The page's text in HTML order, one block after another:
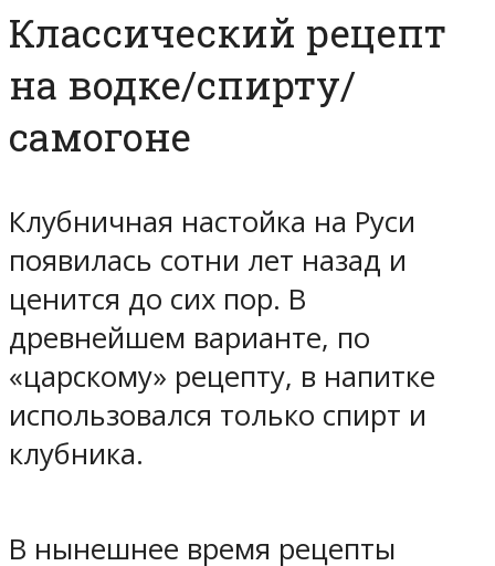
Классический рецепт
на водке/спирту/
самогоне
Клубничная настойка на Руси
появилась сотни лет назад и
ценится до сих пор. В
древнейшем варианте, по
«царскому» рецепту, в напитке
использовался только спирт и
клубника.
В нынешнее время рецепты